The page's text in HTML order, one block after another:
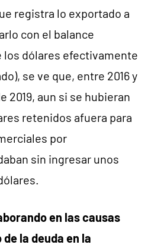
registra lo exportado a
con el balance
los dólares efectivamente
se ve que, entre 2016 y
2019, aun si se hubieran
retenidos afuera para
por
sin ingresar unos
en las causas
la deuda en la